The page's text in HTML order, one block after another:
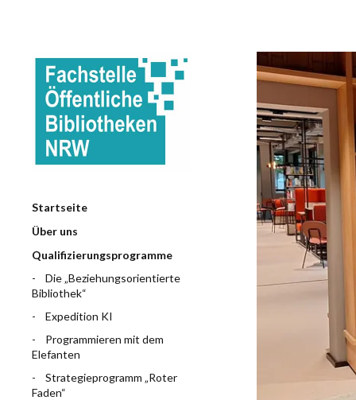
Startseite
Über uns
Qualifizierungsprogramme
Die „Beziehungsorientierte
Bibliothek“
Expedition KI
Programmieren mit dem
Elefanten
Strategieprogramm „Roter
Faden“